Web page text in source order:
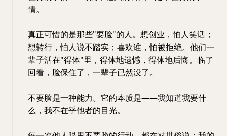
情。
真正可惜的是那些"要脸"的人。想创业，怕人笑话；
想转行，怕人说不踏实；喜欢谁，怕被拒绝。他们一
辈子活在"得体"里，得体地遗憾，得体地后悔。临了
回看，脸保住了，一辈子已然没了。
不要脸是一种能力。它的本质是——我知道我要什
么，我不在乎他者的目光。